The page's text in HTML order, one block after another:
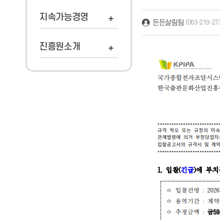
지속가능경영
진흥원소개
든든살림팀 (063-219-